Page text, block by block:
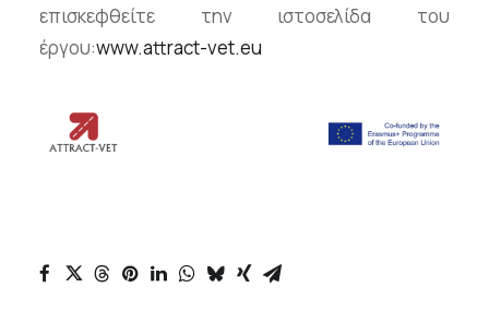
επισκεφθείτε την ιστοσελίδα του
έργου:www.attract-vet.eu